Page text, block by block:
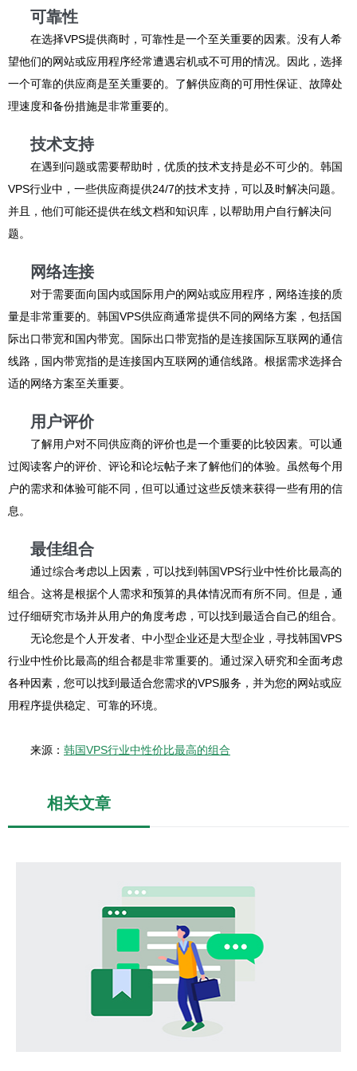
可靠性
在选择VPS提供商时，可靠性是一个至关重要的因素。没有人希
望他们的网站或应用程序经常遭遇宕机或不可用的情况。因此，选择
一个可靠的供应商是至关重要的。了解供应商的可用性保证、故障处
理速度和备份措施是非常重要的。
技术支持
在遇到问题或需要帮助时，优质的技术支持是必不可少的。韩国
VPS行业中，一些供应商提供24/7的技术支持，可以及时解决问题。
并且，他们可能还提供在线文档和知识库，以帮助用户自行解决问
题。
网络连接
对于需要面向国内或国际用户的网站或应用程序，网络连接的质
量是非常重要的。韩国VPS供应商通常提供不同的网络方案，包括国
际出口带宽和国内带宽。国际出口带宽指的是连接国际互联网的通信
线路，国内带宽指的是连接国内互联网的通信线路。根据需求选择合
适的网络方案至关重要。
用户评价
了解用户对不同供应商的评价也是一个重要的比较因素。可以通
过阅读客户的评价、评论和论坛帖子来了解他们的体验。虽然每个用
户的需求和体验可能不同，但可以通过这些反馈来获得一些有用的信
息。
最佳组合
通过综合考虑以上因素，可以找到韩国VPS行业中性价比最高的
组合。这将是根据个人需求和预算的具体情况而有所不同。但是，通
过仔细研究市场并从用户的角度考虑，可以找到最适合自己的组合。
无论您是个人开发者、中小型企业还是大型企业，寻找韩国VPS
行业中性价比最高的组合都是非常重要的。通过深入研究和全面考虑
各种因素，您可以找到最适合您需求的VPS服务，并为您的网站或应
用程序提供稳定、可靠的环境。
来源： 韩国VPS行业中性价比最高的组合
相关文章